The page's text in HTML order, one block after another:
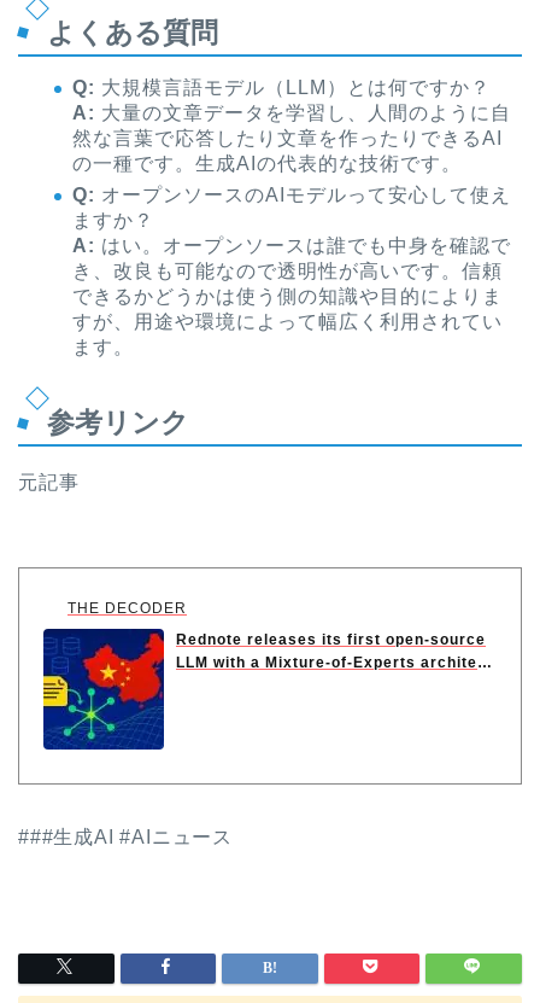
よくある質問
Q: 大規模言語モデル（LLM）とは何ですか？
A: 大量の文章データを学習し、人間のように自
然な言葉で応答したり文章を作ったりできるAI
の一種です。生成AIの代表的な技術です。
Q: オープンソースのAIモデルって安心して使え
ますか？
A: はい。オープンソースは誰でも中身を確認で
き、改良も可能なので透明性が高いです。信頼
できるかどうかは使う側の知識や目的によりま
すが、用途や環境によって幅広く利用されてい
ます。
参考リンク
元記事
THE DECODER
Rednote releases its first open-source
LLM with a Mixture-of-Experts archite
###生成AI #AIニュース